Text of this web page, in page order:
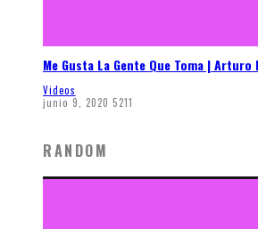
Me Gusta La Gente Que Toma | Arturo
Videos
junio 9, 2020 5211
RANDOM